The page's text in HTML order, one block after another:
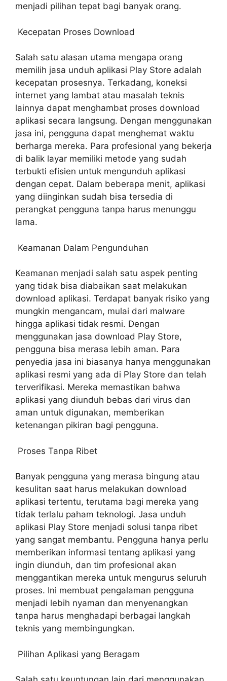
menjadi pilihan tepat bagi banyak orang.
Kecepatan Proses Download
Salah satu alasan utama mengapa orang
memilih jasa unduh aplikasi Play Store adalah
kecepatan prosesnya. Terkadang, koneksi
internet yang lambat atau masalah teknis
lainnya dapat menghambat proses download
aplikasi secara langsung. Dengan menggunakan
jasa ini, pengguna dapat menghemat waktu
berharga mereka. Para profesional yang bekerja
di balik layar memiliki metode yang sudah
terbukti efisien untuk mengunduh aplikasi
dengan cepat. Dalam beberapa menit, aplikasi
yang diinginkan sudah bisa tersedia di
perangkat pengguna tanpa harus menunggu
lama.
Keamanan Dalam Pengunduhan
Keamanan menjadi salah satu aspek penting
yang tidak bisa diabaikan saat melakukan
download aplikasi. Terdapat banyak risiko yang
mungkin mengancam, mulai dari malware
hingga aplikasi tidak resmi. Dengan
menggunakan jasa download Play Store,
pengguna bisa merasa lebih aman. Para
penyedia jasa ini biasanya hanya menggunakan
aplikasi resmi yang ada di Play Store dan telah
terverifikasi. Mereka memastikan bahwa
aplikasi yang diunduh bebas dari virus dan
aman untuk digunakan, memberikan
ketenangan pikiran bagi pengguna.
Proses Tanpa Ribet
Banyak pengguna yang merasa bingung atau
kesulitan saat harus melakukan download
aplikasi tertentu, terutama bagi mereka yang
tidak terlalu paham teknologi. Jasa unduh
aplikasi Play Store menjadi solusi tanpa ribet
yang sangat membantu. Pengguna hanya perlu
memberikan informasi tentang aplikasi yang
ingin diunduh, dan tim profesional akan
menggantikan mereka untuk mengurus seluruh
proses. Ini membuat pengalaman pengguna
menjadi lebih nyaman dan menyenangkan
tanpa harus menghadapi berbagai langkah
teknis yang membingungkan.
Pilihan Aplikasi yang Beragam